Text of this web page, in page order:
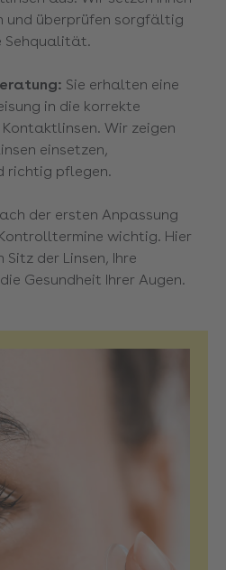
und überprüfen sorgfältig
Sehqualität.
Sie erhalten eine
in die korrekte
Wir zeigen
einsetzen,
richtig pflegen.
der ersten Anpassung
wichtig. Hier
der Linsen, Ihre
Gesundheit Ihrer Augen.